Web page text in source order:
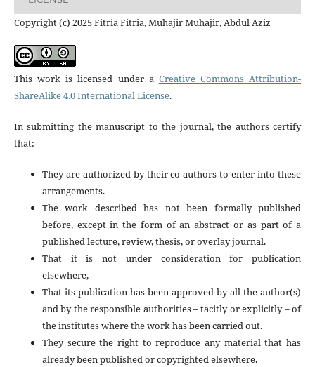
Copyright (c) 2025 Fitria Fitria, Muhajir Muhajir, Abdul Aziz
This work is licensed under a Creative Commons Attribution-
ShareAlike 4.0 International License.
In submitting the manuscript to the journal, the authors certify
that:
They are authorized by their co-authors to enter into these
arrangements.
The work described has not been formally published
before, except in the form of an abstract or as part of a
published lecture, review, thesis, or overlay journal.
That it is not under consideration for publication
elsewhere,
That its publication has been approved by all the author(s)
and by the responsible authorities – tacitly or explicitly – of
the institutes where the work has been carried out.
They secure the right to reproduce any material that has
already been published or copyrighted elsewhere.